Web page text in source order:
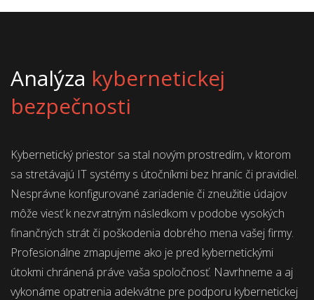
Analýza kybernetickej
bezpečnosti
Kybernetický priestor sa stal novým prostredím, v ktorom
sa stretávajú IT systémy s útočníkmi bez hraníc či pravidiel.
Nesprávne konfigurované zariadenie či zneužitie údajov
môže viesť k nezvratným následkom v podobe vysokých
finančných strát či poškodenia dobrého mena vašej firmy.
Profesionálne zmapujeme ako je pred kybernetickými
útokmi chránená práve vaša spoločnosť. Navrhneme a aj
vykonáme opatrenia adekvátne pre podporu kybernetickej